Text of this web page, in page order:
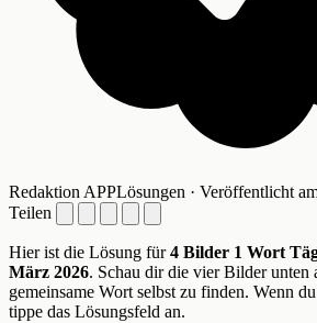
Redaktion APPLösungen · Veröffentlicht
Teilen
Hier ist die Lösung für4 Bilder 1 Wort
März 2026. Schau dir die vier Bilder unten
gemeinsame Wort selbst zu finden. Wenn
tippe das Lösungsfeld an.